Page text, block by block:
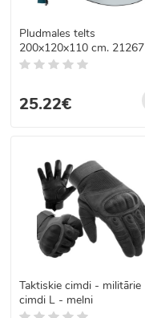
Pludmales telts
200x120x110 cm. 21267
25.22€
Taktiskie cimdi - militārie
cimdi L - melni